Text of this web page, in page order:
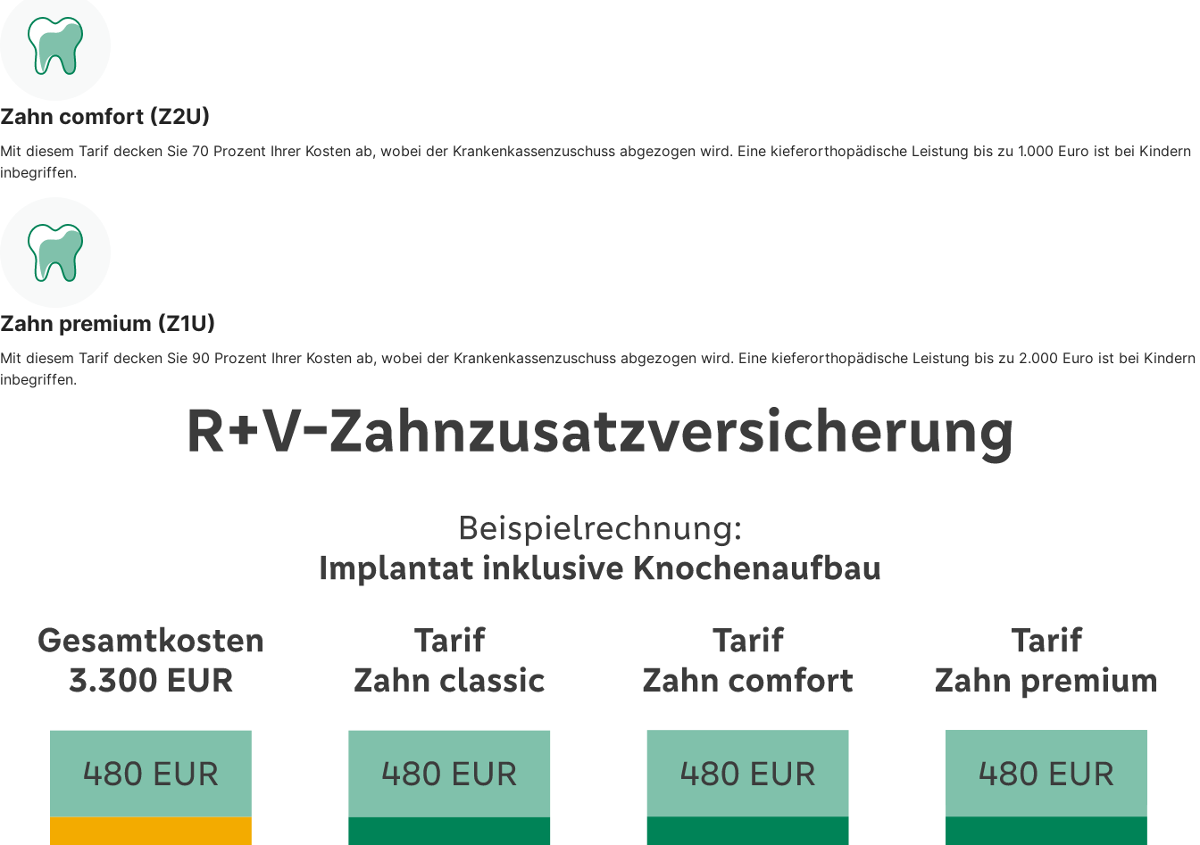
Zahn comfort (Z2U)
Mit diesem Tarif decken Sie 70 Prozent Ihrer Kosten ab, wobei der Krankenkassenzuschuss abgezogen wird. Eine kieferorthopädische Leistung bis zu 1.000 Euro ist bei Kindern
inbegriffen.
Zahn premium (Z1U)
Mit diesem Tarif decken Sie 90 Prozent Ihrer Kosten ab, wobei der Krankenkassenzuschuss abgezogen wird. Eine kieferorthopädische Leistung bis zu 2.000 Euro ist bei Kindern
inbegriffen.